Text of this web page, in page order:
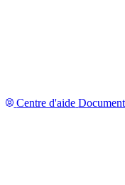
Centre d'aide